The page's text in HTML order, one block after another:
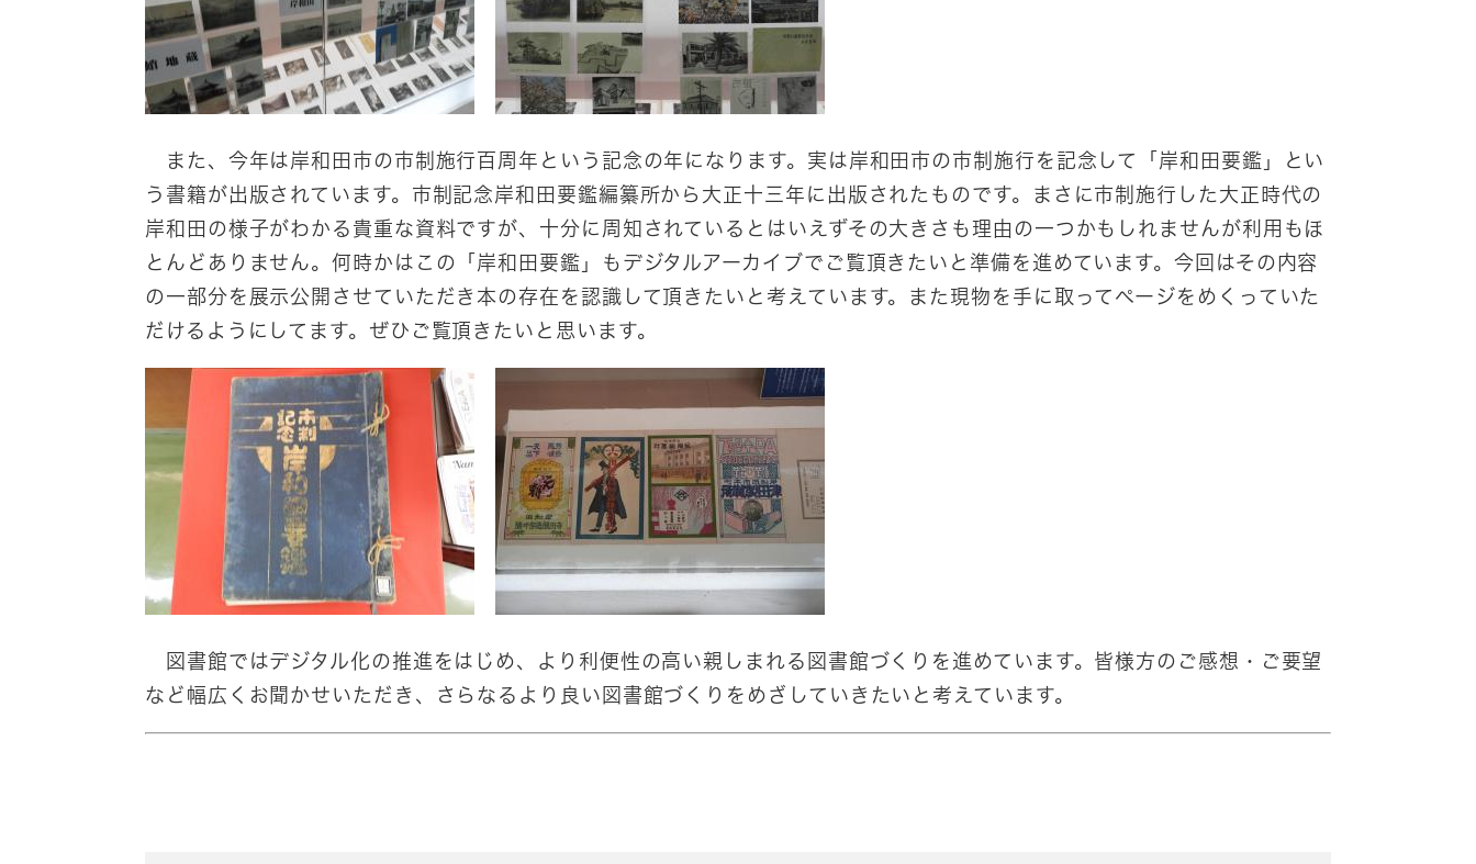
また、今年は岸和田市の市制施行百周年という記念の年になります。実は岸和田市の市制施行を記念して「岸和田要鑑」とい
う書籍が出版されています。市制記念岸和田要鑑編纂所から大正十三年に出版されたものです。まさに市制施行した大正時代の
岸和田の様子がわかる貴重な資料ですが、十分に周知されているとはいえずその大きさも理由の一つかもしれませんが利用もほ
とんどありません。何時かはこの「岸和田要鑑」もデジタルアーカイブでご覧頂きたいと準備を進めています。今回はその内容
の一部分を展示公開させていただき本の存在を認識して頂きたいと考えています。また現物を手に取ってページをめくっていた
だけるようにしてます。ぜひご覧頂きたいと思います。
図書館ではデジタル化の推進をはじめ、より利便性の高い親しまれる図書館づくりを進めています。皆様方のご感想・ご要望
など幅広くお聞かせいただき、さらなるより良い図書館づくりをめざしていきたいと考えています。